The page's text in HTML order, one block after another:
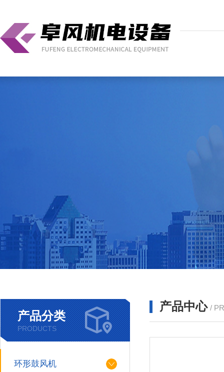
产品分类
PRODUCTS
环形鼓风机
产品中心 /